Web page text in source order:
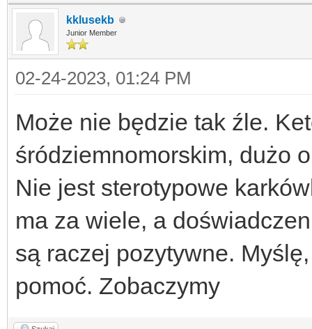
kklusekb
Junior Member
02-24-2023, 01:24 PM
Może nie będzie tak źle.
śródziemnomorskim, dużo
Nie jest sterotypowe
ma za wiele, a
są raczej pozytywne.
pomoć. Zobaczymy